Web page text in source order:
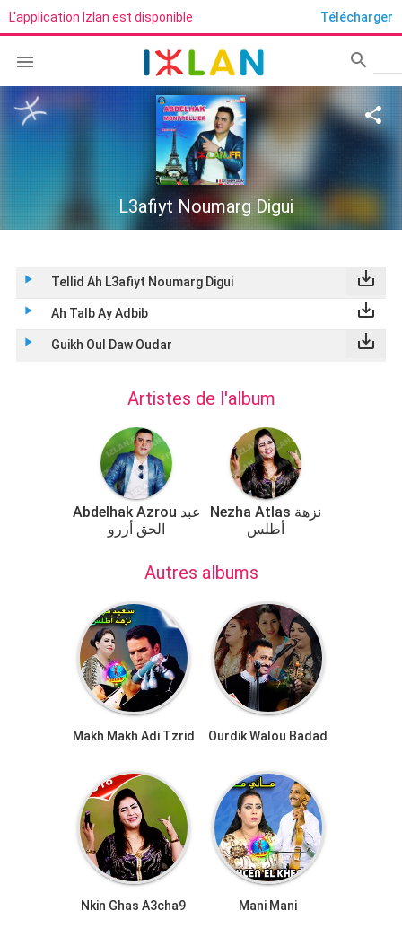
L'application Izlan est disponible Télécharger
 search
L3afiyt Noumarg Digui
play_arrow Tellid Ah L3afiyt Noumarg Digui save_alt
play_arrow Ah Talb Ay Adbib save_alt
play_arrow Guikh Oul Daw Oudar save_alt
Artistes de l'album
Abdelhak Azrou عبد
الحق أزرو
Nezha Atlas نزهة
أطلس
Autres albums
Makh Makh Adi Tzrid Ourdik Walou Badad
Nkin Ghas A3cha9 Mani Mani
share